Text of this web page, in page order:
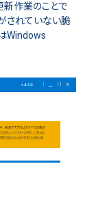
新作業のことで
されていない脆
Windows